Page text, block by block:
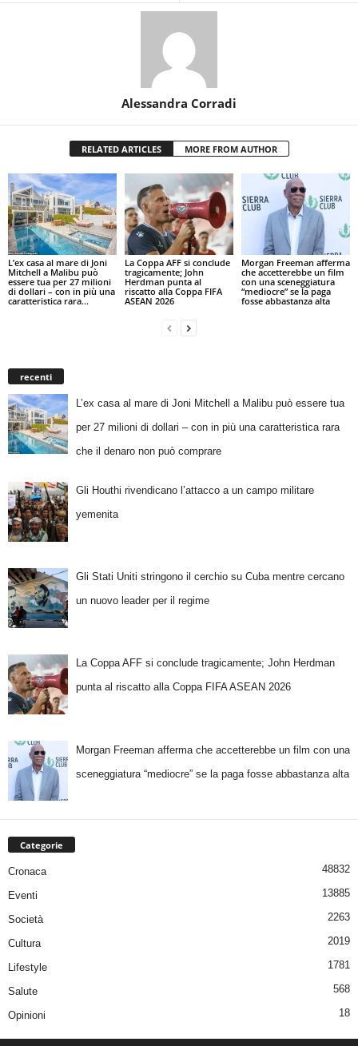
Alessandra Corradi
RELATED ARTICLES MORE FROM AUTHOR
L’ex casa al mare di Joni
Mitchell a Malibu può
essere tua per 27 milioni
di dollari – con in più una
caratteristica rara...
La Coppa AFF si conclude
tragicamente; John
Herdman punta al
riscatto alla Coppa FIFA
ASEAN 2026
Morgan Freeman afferma
che accetterebbe un film
con una sceneggiatura
“mediocre” se la paga
fosse abbastanza alta
recenti
L’ex casa al mare di Joni Mitchell a Malibu può essere tua
per 27 milioni di dollari – con in più una caratteristica rara
che il denaro non può comprare
Gli Houthi rivendicano l’attacco a un campo militare
yemenita
Gli Stati Uniti stringono il cerchio su Cuba mentre cercano
un nuovo leader per il regime
La Coppa AFF si conclude tragicamente; John Herdman
punta al riscatto alla Coppa FIFA ASEAN 2026
Morgan Freeman afferma che accetterebbe un film con una
sceneggiatura “mediocre” se la paga fosse abbastanza alta
Categorie
Cronaca 48832
Eventi 13885
Società 2263
Cultura 2019
Lifestyle 1781
Salute 568
Opinioni 18